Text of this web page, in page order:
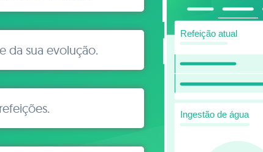
da sua evolução.